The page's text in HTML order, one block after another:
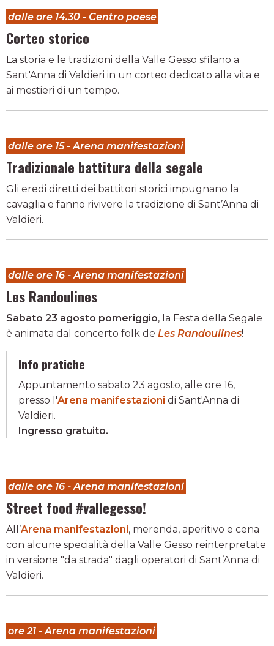
dalle ore 14.30 - Centro paese
Corteo storico
La storia e le tradizioni della Valle Gesso sfilano a
Sant'Anna di Valdieri in un corteo dedicato alla vita e
ai mestieri di un tempo.
dalle ore 15 - Arena manifestazioni
Tradizionale battitura della segale
Gli eredi diretti dei battitori storici impugnano la
cavaglia e fanno rivivere la tradizione di Sant’Anna di
Valdieri.
dalle ore 16 - Arena manifestazioni
Les Randoulines
Sabato 23 agosto pomeriggio, la Festa della Segale
è animata dal concerto folk de Les Randoulines!
Info pratiche
Appuntamento sabato 23 agosto, alle ore 16,
presso l'Arena manifestazioni di Sant'Anna di
Valdieri.
Ingresso gratuito.
dalle ore 16 - Arena manifestazioni
Street food #vallegesso!
All’Arena manifestazioni, merenda, aperitivo e cena
con alcune specialità della Valle Gesso reinterpretate
in versione "da strada" dagli operatori di Sant’Anna di
Valdieri.
ore 21 - Arena manifestazioni